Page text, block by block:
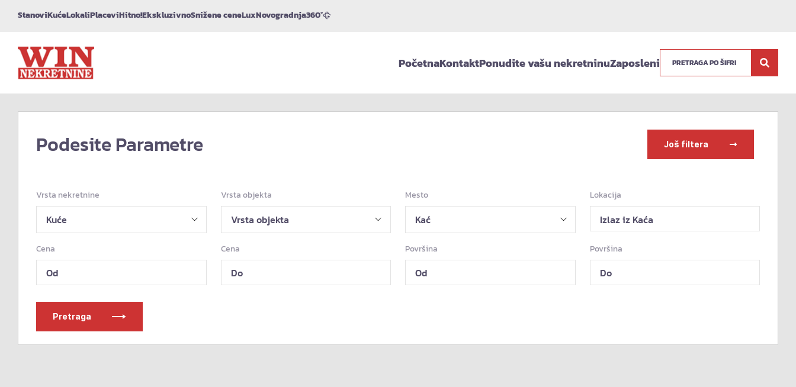
StanoviKućeLokaliPlaceviHitno!EkskluzivnoSnižene ceneLuxNovogradnja360°
PočetnaKontaktPonudite vašu nekretninuZaposleni
Podesite Parametre Još filtera
Vrsta nekretnine Vrsta objekta Mesto Lokacija
Izlaz iz Kaća
Cena Cena Površina Površina
Pretraga